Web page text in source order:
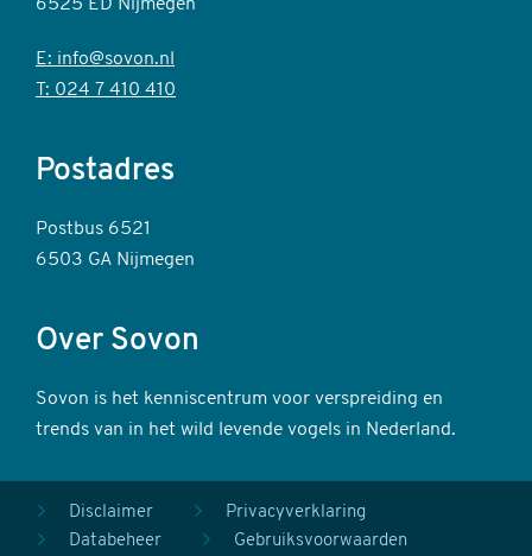
6525 ED Nijmegen
E: info@sovon.nl
T: 024 7 410 410
Postadres
Postbus 6521
6503 GA Nijmegen
Over Sovon
Sovon is het kenniscentrum voor verspreiding en
trends van in het wild levende vogels in Nederland.
VoetDisclaimer
Privacyverklaring
Databeheer
Gebruiksvoorwaarden